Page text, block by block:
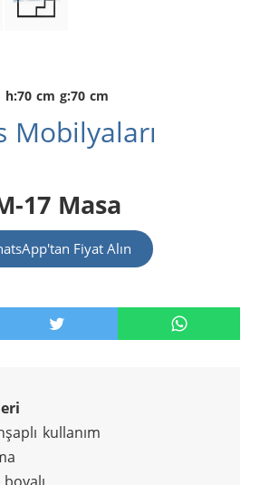
h:70 cm g:70 cm
Mobilyaları
17 Masa
Fiyat Alın
kullanım